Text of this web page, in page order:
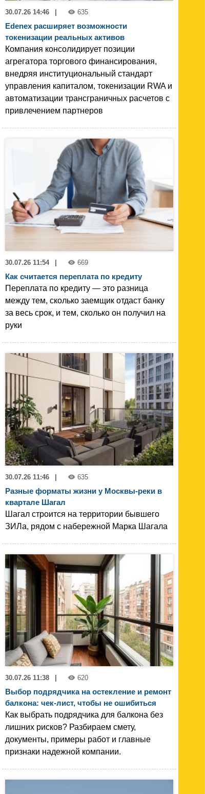
30.07.26 14:46 635
Edenex расширяет возможности
токенизации реальных активов
Компания консолидирует позиции
агрегатора торгового финансирования,
внедряя институциональный стандарт
управления капиталом, токенизации RWA и
автоматизации трансграничных расчетов с
привлечением партнеров
30.07.26 11:54 669
Как считается переплата по кредиту
Переплата по кредиту — это разница
между тем, сколько заемщик отдаст банку
за весь срок, и тем, сколько он получил на
руки
30.07.26 11:46 | 635
Разные форматы жизни у Москвы-реки в
квартале Шагал
Шагал строится на территории бывшего
ЗИЛа, рядом с набережной Марка Шагала
30.07.26 11:38 620
Выбор подрядчика на остекление и ремонт
балкона: чек-лист, чтобы не ошибиться
Как выбрать подрядчика для балкона без
лишних рисков? Разбираем смету,
документы, примеры работ и главные
признаки надежной компании.